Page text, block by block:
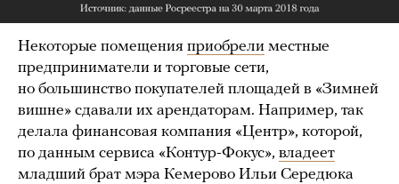
Некоторые помещения приобрели местные
предприниматели и торговые сети,
но большинство покупателей площадей в «Зимней
вишне» сдавали их арендаторам. Например, так
делала финансовая компания «Центр», которой,
по данным сервиса «Контур-Фокус», владеет
младший брат мэра Кемерово Ильи Середюка